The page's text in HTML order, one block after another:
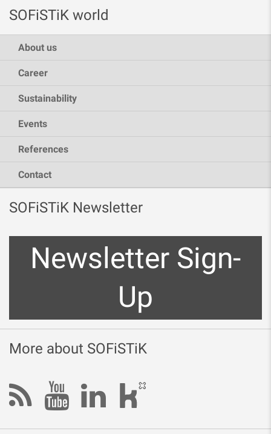
SOFiSTiK world
About us
Career
Sustainability
Events
References
Contact
SOFiSTiK Newsletter
Newsletter Sign-
Up
More about SOFiSTiK